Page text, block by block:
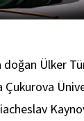
doğan Ülker
Çukurova